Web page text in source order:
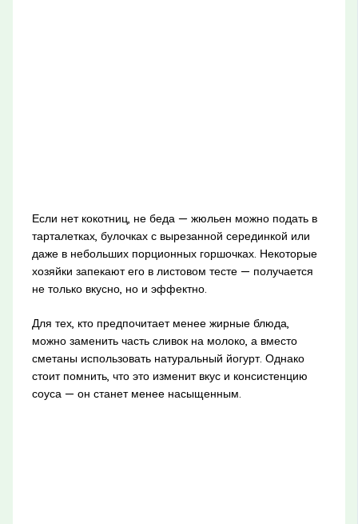
Если нет кокотниц, не беда — жюльен можно подать в
тарталетках, булочках с вырезанной серединкой или
даже в небольших порционных горшочках. Некоторые
хозяйки запекают его в листовом тесте — получается
не только вкусно, но и эффектно.
Для тех, кто предпочитает менее жирные блюда,
можно заменить часть сливок на молоко, а вместо
сметаны использовать натуральный йогурт. Однако
стоит помнить, что это изменит вкус и консистенцию
соуса — он станет менее насыщенным.